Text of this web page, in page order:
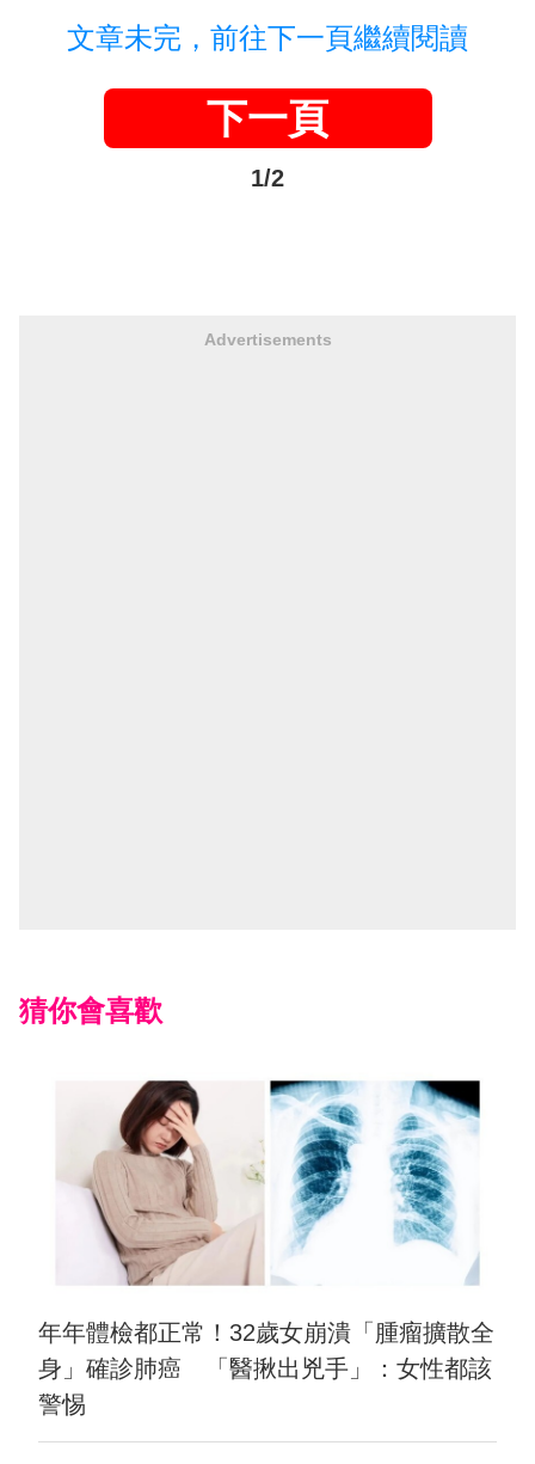
文章未完，前往下一頁繼續閱讀
下一頁
1/2
Advertisements
猜你會喜歡
年年體檢都正常！32歲女崩潰「腫瘤擴散全
身」確診肺癌 「醫揪出兇手」：女性都該
警惕